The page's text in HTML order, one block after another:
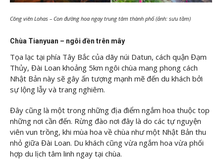
Công viên Lohas – Con đường hoa ngay trung tâm thành phố (ảnh: sưu tầm)
Chùa Tianyuan – ngôi đền trên mây
Tọa lạc tại phía Tây Bắc của dãy núi Datun, cách quận Đạm
Thủy, Đài Loan khoảng 5km ngôi chùa mang phong cách
Nhật Bản này sẽ gây ấn tượng mạnh mẽ đến du khách bởi
sự lộng lẫy và trang nghiêm.
Đây cũng là một trong những địa điểm ngắm hoa thuộc top
những nơi cần đến. Rừng đào nơi đây là do các tự nguyện
viên vun trồng, khi mùa hoa về chùa như một Nhật Bản thu
nhỏ giữa Đài Loan. Du khách cũng vừa ngắm hoa vừa phối
hợp du lịch tâm linh ngay tại chùa.